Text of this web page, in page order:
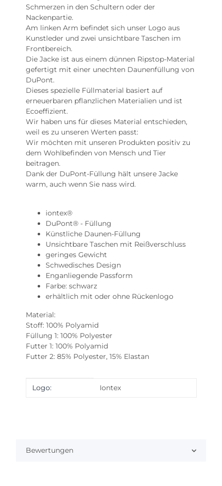
Schmerzen in den Schultern oder der
Nackenpartie.
Am linken Arm befindet sich unser Logo aus
Kunstleder und zwei unsichtbare Taschen im
Frontbereich.
Die Jacke ist aus einem dünnen Ripstop-Material
gefertigt mit einer unechten Daunenfüllung von
DuPont.
Dieses spezielle Füllmaterial basiert auf
erneuerbaren pflanzlichen Materialien und ist
Ecoeffizient.
Wir haben uns für dieses Material entschieden,
weil es zu unseren Werten passt:
Wir möchten mit unseren Produkten positiv zu
dem Wohlbefinden von Mensch und Tier
beitragen.
Dank der DuPont-Füllung hält unsere Jacke
warm, auch wenn Sie nass wird.
iontex®
DuPont® - Füllung
Künstliche Daunen-Füllung
Unsichtbare Taschen mit Reißverschluss
geringes Gewicht
Schwedisches Design
Enganliegende Passform
Farbe: schwarz
erhältlich mit oder ohne Rückenlogo
Material:
Stoff: 100% Polyamid
Füllung 1: 100% Polyester
Futter 1: 100% Polyamid
Futter 2: 85% Polyester, 15% Elastan
Produkteigenschaft
Wert
Logo: Iontex
Bewertungen